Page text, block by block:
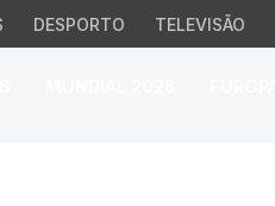
DESPORTO TELEVISÃO
que